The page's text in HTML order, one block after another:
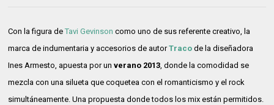
Con la figura deTavi Gevinson como uno de sus referente creativo, la
marca de indumentaria y accesorios de autorTraco de la diseñadora
Ines Armesto, apuesta por unverano 2013, donde la comodidad se
mezcla con una silueta que coquetea con el romanticismo y el rock
simultáneamente. Una propuesta donde todos los mix están permitidos.